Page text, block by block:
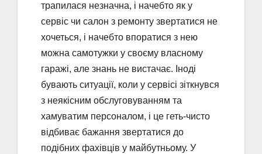
трапилася незначна, і начебто як у
сервіс чи салон з ремонту звертатися не
хочеться, і начебто впоратися з нею
можна самотужки у своєму власному
гаражі, але знань не вистачає. Іноді
бувають ситуації, коли у сервісі зіткнувся
з неякісним обслуговуванням та
хамуватим персоналом, і це геть-чисто
відбиває бажання звертатися до
подібних фахівців у майбутньому. У